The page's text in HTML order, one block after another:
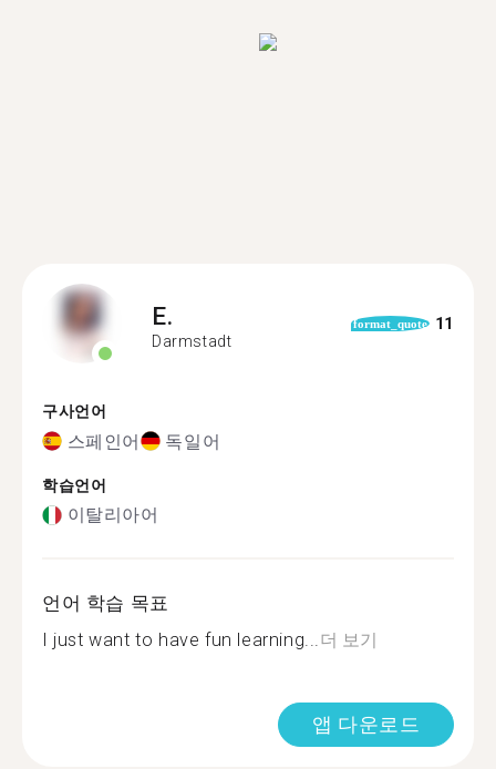
E.
Darmstadt
format_quote 11
구사언어
스페인어 독일어
학습언어
이탈리아어
언어 학습 목표
I just want to have fun learning...더 보기
앱 다운로드